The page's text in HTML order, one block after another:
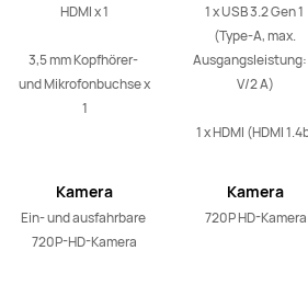
HDMI x 1
3,5 mm Kopfhörer-
und Mikrofonbuchse x
1
Kamera
Ein- und ausfahrbare
720P-HD-Kamera
1 x USB 3.2 Gen 1
(Type-A, max.
Ausgangsleistung:
V/2 A)
1 x HDMI (HDMI
Kamera
720P HD-Kamera